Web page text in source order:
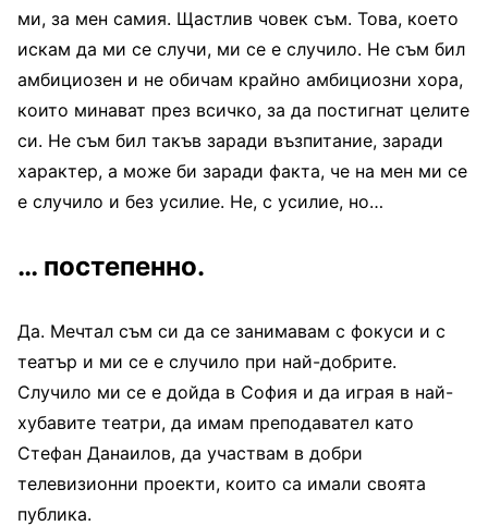
ми, за мен самия. Щастлив човек съм. Това, което
искам да ми се случи, ми се е случило. Не съм бил
амбициозен и не обичам крайно амбициозни хора,
които минават през всичко, за да постигнат целите
си. Не съм бил такъв заради възпитание, заради
характер, а може би заради факта, че на мен ми се
е случило и без усилие. Не, с усилие, но…
… постепенно.
Да. Мечтал съм си да се занимавам с фокуси и с
театър и ми се е случило при най-добрите.
Случило ми се е дойда в София и да играя в най-
хубавите театри, да имам преподавател като
Стефан Данаилов, да участвам в добри
телевизионни проекти, които са имали своята
публика.